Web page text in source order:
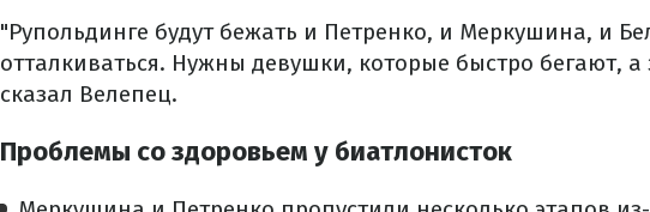
"Рупольдинге будут бежать и Петренко, и Меркушина, и
отталкиваться. Нужны девушки, которые быстро бегают,
сказал Велепец.
Проблемы со здоровьем у биатлонисток